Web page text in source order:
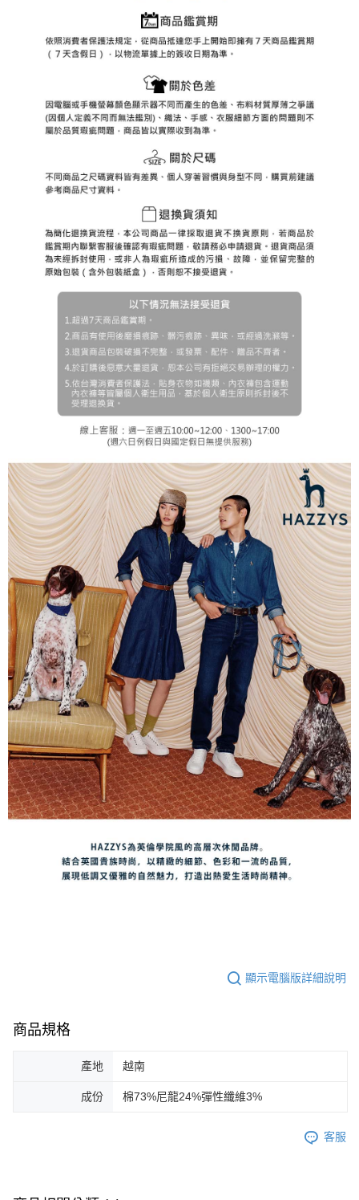
顯示電腦版詳細說明
商品規格
產地 越南
成份 棉73%尼龍24%彈性纖維3%
客服